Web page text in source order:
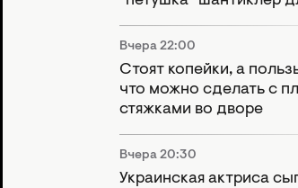
Вчера 22:00
Стоят копейки, а
что можно сделать с
стяжками во дворе
Вчера 20:30
Украинская актриса